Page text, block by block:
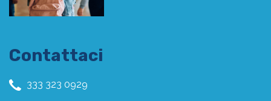
Contattaci
333 323 0929